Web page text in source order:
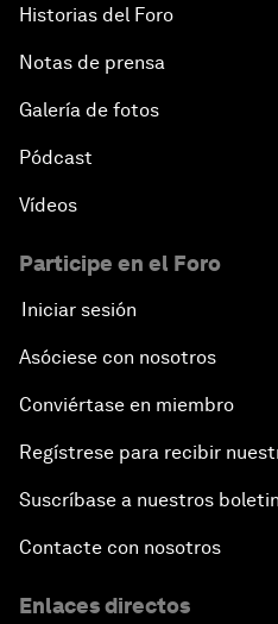
Historias del Foro
Notas de prensa
Galería de fotos
Pódcast
Vídeos
Participe en el Foro
Iniciar sesión
Asóciese con nosotros
Conviértase en miembro
Regístrese para recibir
Suscríbase a nuestros
Contacte con nosotros
Enlaces directos